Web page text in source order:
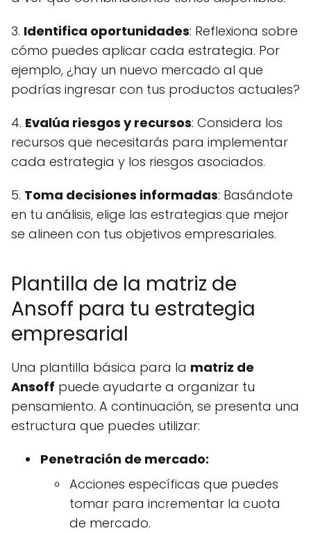
3. Identifica oportunidades: Reflexiona sobre
cómo puedes aplicar cada estrategia. Por
ejemplo, ¿hay un nuevo mercado al que
podrías ingresar con tus productos actuales?
4. Evalúa riesgos y recursos: Considera los
recursos que necesitarás para implementar
cada estrategia y los riesgos asociados.
5. Toma decisiones informadas: Basándote
en tu análisis, elige las estrategias que mejor
se alineen con tus objetivos empresariales.
Plantilla de la matriz de
Ansoff para tu estrategia
empresarial
Una plantilla básica para la matriz de
Ansoff puede ayudarte a organizar tu
pensamiento. A continuación, se presenta una
estructura que puedes utilizar:
Penetración de mercado:
Acciones específicas que puedes
tomar para incrementar la cuota
de mercado.